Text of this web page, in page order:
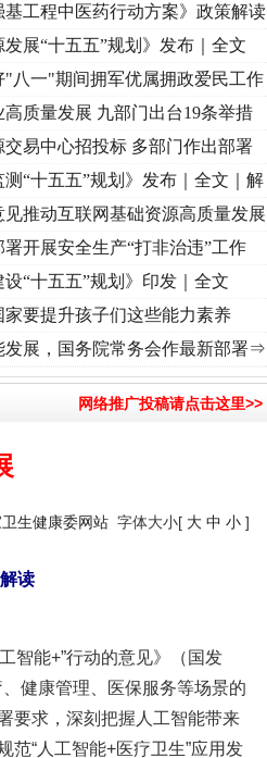
记初心使命 奋进复兴征程丨“转折之城”激荡..
基工程中医药行动方案》政策解读
发展“十五五”规划》发布｜全文
"八一"期间拥军优属拥政爱民工作
质量发展 九部门出台19条举措
交易中心招投标 多部门作出部署
测“十五五”规划》发布｜全文｜解
见推动互联网基础资源高质量发展
开展安全生产“打非治违”工作
设“十五五”规划》印发｜全文
家要提升孩子们这些能力素养
发展，国务院常务会作最新部署⇒
网络推广投稿请点击这里>>
生健康委网站 字体大小[ 大 中 小 ]
读
能+”行动的意见》（国发
健康管理、医保服务等场景的
要求，深刻把握人工智能带来
“人工智能+医疗卫生”应用发